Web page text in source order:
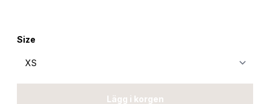
Size
Lägg i korgen